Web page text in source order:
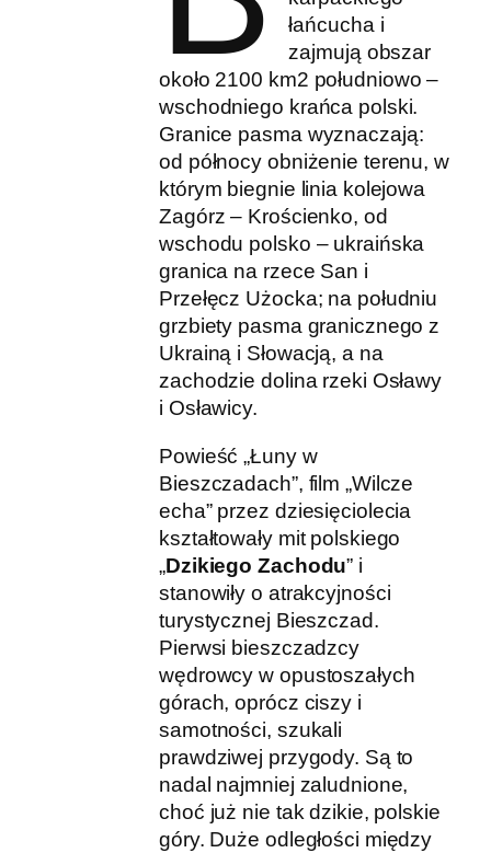
łańcucha i
zajmują obszar
około 2100 km2 południowo –
wschodniego krańca polski.
Granice pasma wyznaczają:
od północy obniżenie terenu, w
którym biegnie linia kolejowa
Zagórz – Krościenko, od
wschodu polsko – ukraińska
granica na rzece San i
Przełęcz Użocka; na południu
grzbiety pasma granicznego z
Ukrainą i Słowacją, a na
zachodzie dolina rzeki Osławy
i Osławicy.
Powieść „Łuny w
Bieszczadach”, film „Wilcze
echa” przez dziesięciolecia
kształtowały mit polskiego
„Dzikiego Zachodu” i
stanowiły o atrakcyjności
turystycznej Bieszczad.
Pierwsi bieszczadzcy
wędrowcy w opustoszałych
górach, oprócz ciszy i
samotności, szukali
prawdziwej przygody. Są to
nadal najmniej zaludnione,
choć już nie tak dzikie, polskie
góry. Duże odległości między